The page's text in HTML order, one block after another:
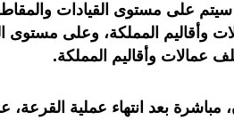
سيتم على مستوى القيادات
وأقاليم المملكة، وعلى مستوى
عمالات وأقاليم المملكة.
بعد انتهاء عملية القرعة، عن